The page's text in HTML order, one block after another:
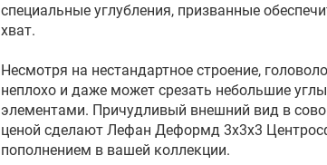
специальные углубления, призванные
хват.
Несмотря на нестандартное строение,
неплохо и даже может срезать небольшие
элементами. Причудливый внешний вид в
ценой сделают Лефан Деформд 3х3х3
пополнением в вашей коллекции.